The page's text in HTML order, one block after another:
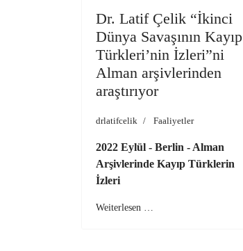
Dr. Latif Çelik “İkinci
Dünya Savaşının Kayıp
Türkleri’nin İzleri”ni
Alman arşivlerinden
araştırıyor
drlatifcelik Faaliyetler
2022 Eylül - Berlin - Alman
Arşivlerinde Kayıp Türklerin
İzleri
Weiterlesen …